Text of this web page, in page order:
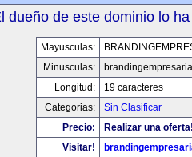
dueño de este dominio lo
Mayusculas:
Minusculas:
Longitud:
19 caracteres
Categorias:
Sin Clasificar
Precio:
Realizar una
Visitar!